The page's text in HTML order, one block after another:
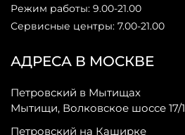
АДРЕСА В МОСКВЕ
Петровский в Мытищах
Мытищи, Волковское шоссе 17/1
Петровский на Каширке
Режим работы: 9.00-21.00
Сервисные центры: 7.00-21.00